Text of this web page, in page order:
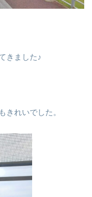
きました♪
きれいでした。